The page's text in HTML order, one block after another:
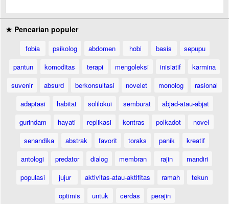
★ Pencarian populer
fobia psikolog abdomen hobi basis
sepupu
pantun
komoditas terapi mengoleksi inisiatif
karmina
suvenir
absurd berkonsultasi novelet monolog
rasional
adaptasi
habitat solilokui semburat
abjad-atau-abjat
gurindam
hayati replikasi kontras polkadot
novel
senandika
abstrak favorit toraks panik
kreatif
antologi
predator dialog membran rajin
mandiri
populasi
jujur aktivitas-atau-aktifitas ramah
tekun
optimis
untuk cerdas perajin